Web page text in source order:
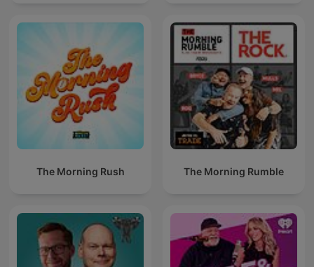
The Morning Rush The Morning Rumble